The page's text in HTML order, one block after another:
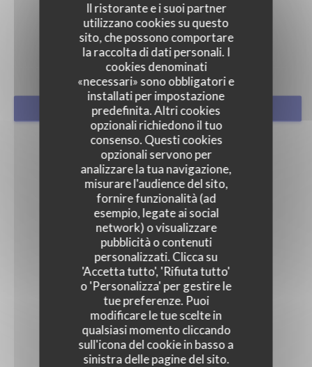
Il ristorante e i suoi partner
utilizzano cookies su questo
sito, che possono comportare
la raccolta di dati personali. I
cookies denominati
«necessari» sono obbligatori e
installati per impostazione
predefinita. Altri cookies
opzionali richiedono il tuo
consenso. Questi cookies
opzionali servono per
analizzare la tua navigazione,
misurare l'audience del sito,
fornire funzionalità (ad
esempio, legate ai social
network) o visualizzare
pubblicità o contenuti
personalizzati. Clicca su
'Accetta tutto', 'Rifiuta tutto'
o 'Personalizza' per gestire le
tue preferenze. Puoi
modificare le tue scelte in
qualsiasi momento cliccando
sull'icona del cookie in basso a
sinistra delle pagine del sito.
STAMPA
PRENOTA